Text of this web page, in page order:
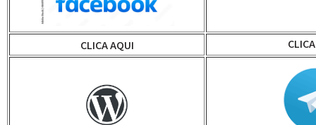
CLICA AQUI